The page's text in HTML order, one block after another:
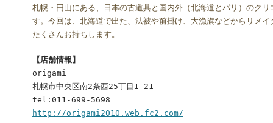
札幌・円山にある、日本の古道具と国内外（北海道とパリ）のク
す。今回は、北海道で出た、法被や前掛け、大漁旗などからリメ
たくさんお持ちします。
【店舗情報】
origami
札幌市中央区南2条西25丁目1-21
tel:011-699-5698
http://origami2010.web.fc2.com/